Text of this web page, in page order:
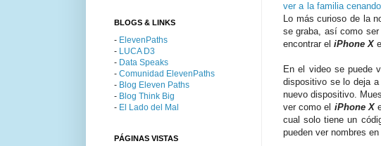
ver a la familia cenando
Lo más curioso de la
se graba, así como ser
encontrar el iPhone X
En el video se puede
dispositivo se lo deja
nuevo dispositivo.
ver como el iPhone X
cual solo tiene un
pueden ver nombres
BLOGS & LINKS
- ElevenPaths
- LUCA D3
- Data Speaks
- Comunidad ElevenPaths
- Blog Eleven Paths
- Blog Think Big
- El Lado del Mal
PÁGINAS VISTAS